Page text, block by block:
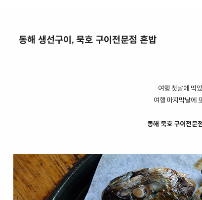
동해 생선구이, 묵호 구이전문점 혼밥
여행 첫날에 먹
여행 마지막날에
동해 묵호 구이전문